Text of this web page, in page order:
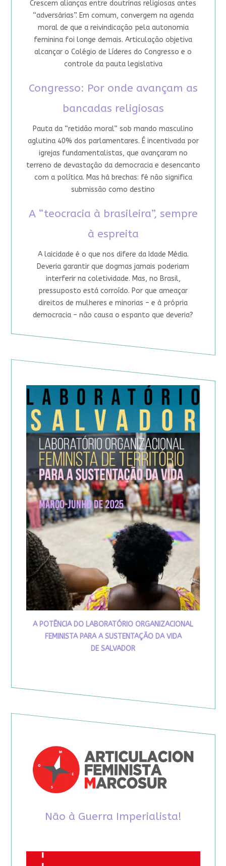
Crescem alianças entre doutrinas religiosas antes
“adversárias”. Em comum, convergem na agenda
moral de que a reivindicação pela autonomia
feminina foi longe demais. Articulação objetiva
alcançar o Colégio de Líderes do Congresso e o
controle da pauta legislativa
Congresso: Por onde avançam as
bancadas religiosas
Pauta da “retidão moral” sob mando masculino
aglutina 40% dos parlamentares. É incentivada por
igrejas fundamentalistas, que avançaram no
terreno de devastação da democracia e desencanto
com a política. Mas há brechas: fé não significa
submissão como destino
A “teocracia à brasileira”, sempre
à espreita
A laicidade é o que nos difere da Idade Média.
Deveria garantir que dogmas jamais poderiam
interferir na coletividade. Mas, no Brasil,
pressuposto está corroído. Por que ameaçar
direitos de mulheres e minorias – e à própria
democracia – não causa o espanto que deveria?
A POTÊNCIA DO LABORATÓRIO ORGANIZACIONAL
FEMINISTA PARA A SUSTENTAÇÃO DA VIDA
DE SALVADOR
Não à Guerra Imperialista!